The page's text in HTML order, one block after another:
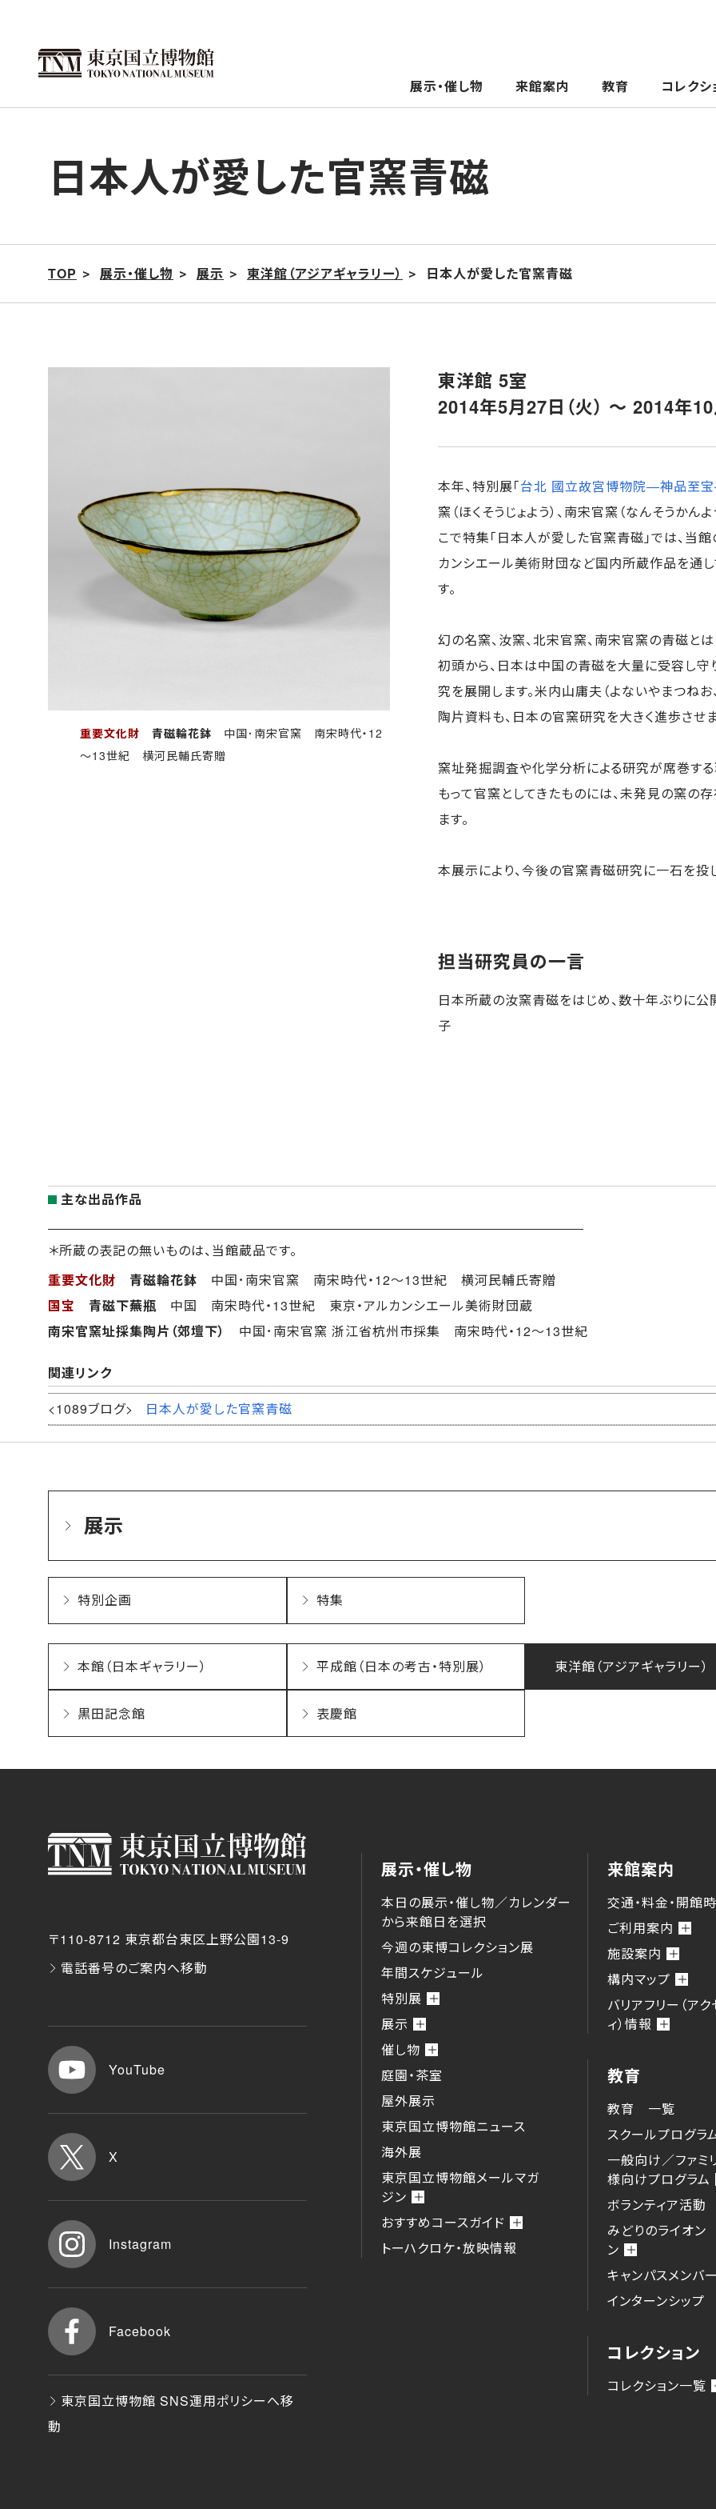
移
展示・催し物 来館案内 教育 コレクシ
日本人が愛した官窯青磁
TOP 展示・催し物 展示 東洋館（アジアギャラリー） 日本人が愛した官窯青磁
重要文化財 青磁輪花鉢 中国･南宋官窯 南宋時代・12
～13世紀 横河民輔氏寄贈
東洋館 5室
2014年5月27日（火） ～ 2014年10
本年、特別展「台北 國立故宮博物院―神品至
窯（ほくそうじょよう）、南宋官窯（なんそうか
こで特集「日本人が愛した官窯青磁」では、当
カンシエール美術財団など国内所蔵作品を通
す。
幻の名窯、汝窯、北宋官窯、南宋官窯の青磁と
初頭から、日本は中国の青磁を大量に受容し
究を展開します。米内山庸夫（よないやまつね
陶片資料も、日本の官窯研究を大きく進歩させま
窯址発掘調査や化学分析による研究が席巻す
もって官窯としてきたものには、未発見の窯の
ます。
本展示により、今後の官窯青磁研究に一石を投
担当研究員の一言
日本所蔵の汝窯青磁をはじめ、数十年ぶりに
子
主な出品作品
＊所蔵の表記の無いものは、当館蔵品です。
重要文化財
青磁輪花鉢 中国･南宋官窯 南宋時代・12～13世紀 横河民輔氏寄贈
国宝
青磁下蕪瓶 中国 南宋時代・13世紀 東京・アルカンシエール美術財団蔵
南宋官窯址採集陶片（郊壇下）
中国･南宋官窯 浙江省杭州市採集 南宋時代・12～13世紀
関連リンク
<1089ブログ> 日本人が愛した官窯青磁
展示
特別企画 特集
本館（日本ギャラリー） 平成館（日本の考古・特別展） 東洋館（アジアギャラリー）
黒田記念館 表慶館
〒110-8712 東京都台東区上野公園13-9
電話番号のご案内へ移動
YouTube
X
Instagram
Facebook
東京国立博物館 SNS運用ポリシーへ移
動
展示・催し物
本日の展示・催し物／カレンダー
から来館⽇を選択
今週の東博コレクション展
年間スケジュール
特別展
展示
催し物
庭園・茶室
屋外展示
東京国立博物館ニュース
海外展
東京国立博物館メールマガ
ジン
おすすめコースガイド
トーハクロケ・放映情報
来館案内
交通・料金・開館
ご利用案内
施設案内
構内マップ
バリアフリー（ア
ィ）情報
教育
教育 一覧
スクールプログラ
一般向け／ファミ
様向けプログラム
ボランティア活動
みどりのライオン
ン
キャンパスメンバ
インターンシップ
コレクション
コレクション一覧